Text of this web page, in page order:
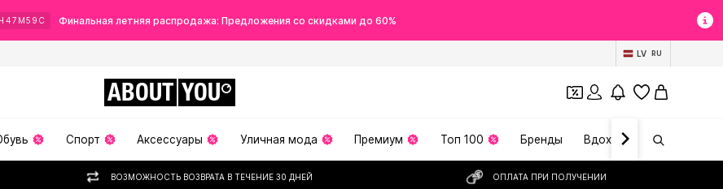
Ч 47 М58 С Финальная летняя распродажа: Предложения со скидками до 60%
LV RU
ABOUT YOU
Спорт Аксессуары Уличная мода Премиум Топ 100 Бренды Вдохновение
ВОЗМОЖНОСТЬ ВОЗВРАТА В ТЕЧЕНИЕ 30 ДНЕЙ ОПЛАТА ПРИ ПОЛУЧЕНИИ